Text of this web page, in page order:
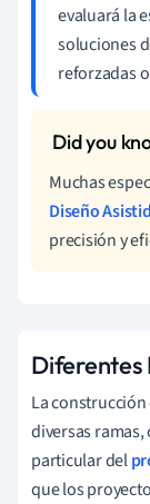
evaluará la
soluciones
reforzadas
Muchas
Diseño
precisión y
Diferentes
La
diversas ramas,
particular del
que los